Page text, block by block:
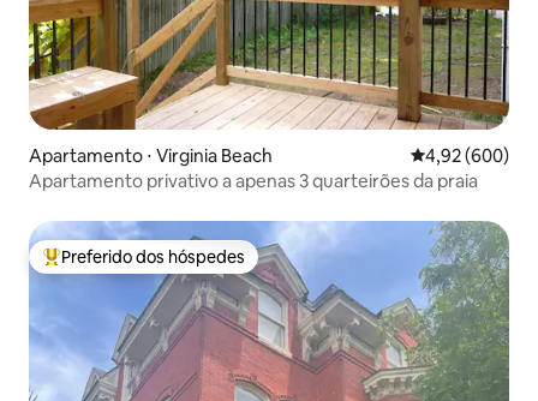
Apartamento ⋅ Virginia Beach 4,92 de uma
4,92 (600)
Apartamento privativo a apenas 3 quarteirões da praia
Entre os melhores preferidos dos hóspedes
Preferido dos hóspedes